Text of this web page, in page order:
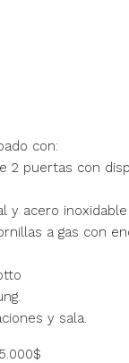
con:
2 puertas con
y acero
a gas con
y sala.